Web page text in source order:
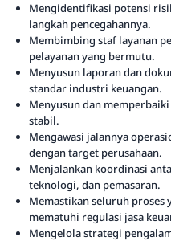
Mengidentifikasi potensi
langkah pencegahannya.
Membimbing staf layanan
pelayanan yang bermutu.
Menyusun laporan dan
standar industri keuangan.
Menyusun dan
stabil.
Mengawasi jalannya
dengan target perusahaan.
Menjalankan koordinasi
teknologi, dan pemasaran.
Memastikan seluruh proses
mematuhi regulasi jasa
Mengelola strategi